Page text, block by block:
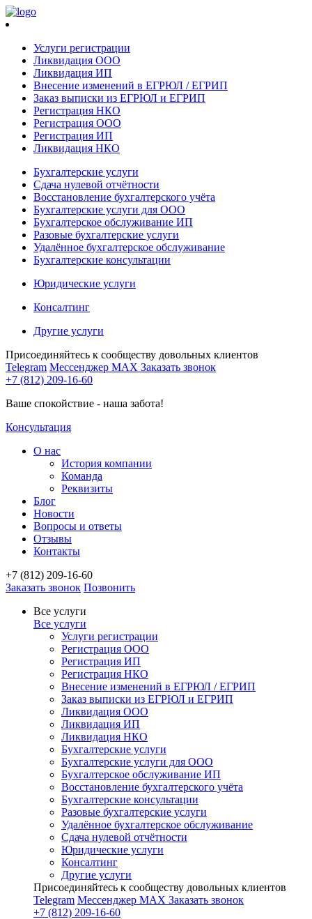
Услуги регистрации
Ликвидация ООО
Ликвидация ИП
Внесение изменений в ЕГРЮЛ / ЕГРИП
Заказ выписки из ЕГРЮЛ и ЕГРИП
Регистрация НКО
Регистрация ООО
Регистрация ИП
Ликвидация НКО
Бухгалтерские услуги
Сдача нулевой отчётности
Восстановление бухгалтерского учёта
Бухгалтерские услуги для ООО
Бухгалтерское обслуживание ИП
Разовые бухгалтерские услуги
Удалённое бухгалтерское обслуживание
Бухгалтерские консультации
Юридические услуги
Консалтинг
Другие услуги
Присоединяйтесь к сообществу довольных клиентов
Telegram Мессенджер MAX Заказать звонок
+7 (812) 209-16-60
Ваше спокойствие - наша забота!
Консультация
О нас
История компании
Команда
Реквизиты
Блог
Новости
Вопросы и ответы
Отзывы
Контакты
+7 (812) 209-16-60
Заказать звонок Позвонить
Все услуги
Все услуги
Услуги регистрации
Регистрация ООО
Регистрация ИП
Регистрация НКО
Внесение изменений в ЕГРЮЛ / ЕГРИП
Заказ выписки из ЕГРЮЛ и ЕГРИП
Ликвидация ООО
Ликвидация ИП
Ликвидация НКО
Бухгалтерские услуги
Бухгалтерские услуги для ООО
Бухгалтерское обслуживание ИП
Восстановление бухгалтерского учёта
Бухгалтерские консультации
Разовые бухгалтерские услуги
Удалённое бухгалтерское обслуживание
Сдача нулевой отчётности
Юридические услуги
Консалтинг
Другие услуги
Присоединяйтесь к сообществу довольных клиентов
Telegram Мессенджер MAX Заказать звонок
+7 (812) 209-16-60